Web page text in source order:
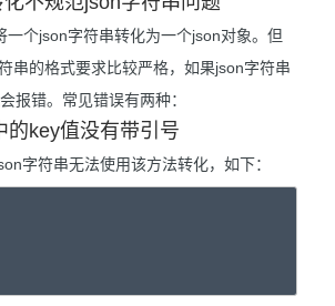
一个json字符串转化为一个json对象。但
串的格式要求比较严格，如果json字符串
报错。常见错误有两种：
的key值没有带引号
字符串无法使用该方法转化，如下：